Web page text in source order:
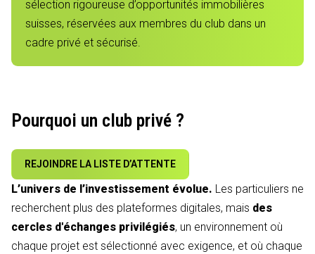
sélection rigoureuse d’opportunités immobilières
suisses, réservées aux membres du club dans un
cadre privé et sécurisé.
Pourquoi un club privé ?
REJOINDRE LA LISTE D’ATTENTE
L’univers de l’investissement évolue. Les particuliers ne
recherchent plus des plateformes digitales, mais des
cercles d'échanges privilégiés, un environnement où
chaque projet est sélectionné avec exigence, et où chaque